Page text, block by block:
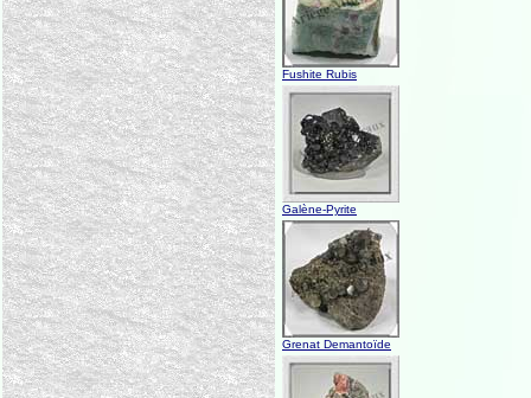
Fushite Rubis
Galène-Pyrite
Grenat Demantoïde